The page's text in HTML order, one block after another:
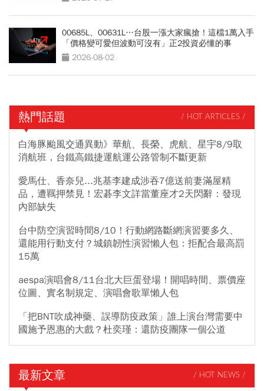
00685L、00631L…台股一漲大家瘋搶！這檔1萬入手
「價格變可愛但波動可沒有」正2投資必懂的事
2026-08-02
熱門話題 / HOT ARTICLES /
白海豚颱風交通異動》華航、長榮、虎航、星宇8/9取
消航班，台鐵高鐵捷運航運公路管制不斷更新
愛馬仕、香奈兒...兆基李建成涉吞7億送前妻滿屋精
品，遭羈押禁見！宏碁李文詳當董座才2天閃辭：發現
內部缺失
台中防空演習時間8/10！行動網路斷網演習要多久、
還能用行動支付？城鎮韌性演習懶人包：拒配合最高罰
15萬
aespa演唱會8/11台北大巨蛋登場！開唱時間、票價座
位圖、實名制規定、演唱會歌單懶人包
「把BNT吹成神藥、誤導防疫政策」誰上演台灣需要中
國施予恩惠的大戲？杜奕瑾：還防疫團隊一個公道
最新文章 / HOT NEWS /